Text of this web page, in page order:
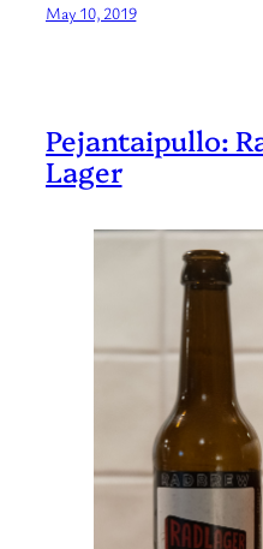
May 10, 2019
Pejantaipullo:
Lager